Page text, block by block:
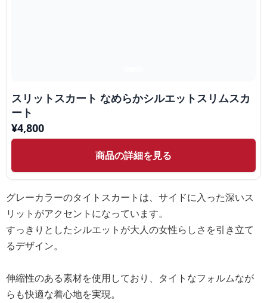
スリットスカート なめらかシルエットスリムスカ
ート
¥4,800
商品の詳細を見る
グレーカラーのタイトスカートは、サイドに入った深いス
リットがアクセントになっています。
すっきりとしたシルエットが大人の女性らしさを引き立て
るデザイン。
伸縮性のある素材を使用しており、タイトなフォルムなが
らも快適な着心地を実現。